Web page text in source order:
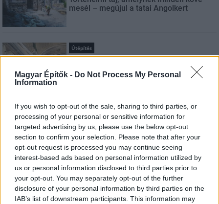
Magyar Építők - Do Not Process My Personal
Information
If you wish to opt-out of the sale, sharing to third parties, or
processing of your personal or sensitive information for
targeted advertising by us, please use the below opt-out
section to confirm your selection. Please note that after your
opt-out request is processed you may continue seeing
interest-based ads based on personal information utilized by
us or personal information disclosed to third parties prior to
your opt-out. You may separately opt-out of the further
disclosure of your personal information by third parties on the
IAB’s list of downstream participants. This information may
mesél – megújul a tatai Angolkert
Útépítés
M1 bővítés: már zajlik a teljesen új
Kötött pálya
Új gyalogosátkelők és jelzőlámpás
csomópont épül Angyalföldön
Mi épül?
Másfélszeresére bővítik
Hódmezővásárhely jó hírű református
iskoláját